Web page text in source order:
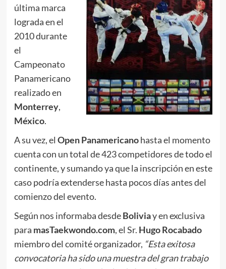
última marca
lograda en el
2010 durante
el
Campeonato
Panamericano
realizado en
Monterrey,
México.
A su vez, el Open Panamericanohasta el momento
cuenta con un total de 423 competidores de todo el
continente, y sumando ya que la inscripción en este
caso podría extenderse hasta pocos días antes del
comienzo del evento.
Según nos informaba desdeBoliviay en exclusiva
para masTaekwondo.com, el Sr. Hugo Rocabado
miembro del comité organizador, “Esta exitosa
convocatoria ha sido una muestra del gran trabajo